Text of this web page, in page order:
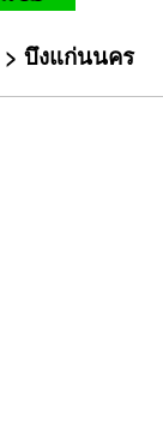
> บึงแก่นนคร